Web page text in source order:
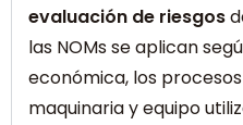
evaluación de riesgos
las NOMs se aplican
económica, los
maquinaria y equipo